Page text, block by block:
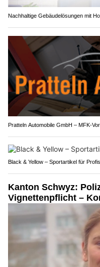
Nachhaltige Gebäudelösungen mit
Pratteln Automobile GmbH – MFK-
Black & Yellow – Sportartikel für
Kanton Schwyz:
Vignettenpflicht –